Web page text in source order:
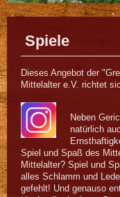
Spiele
Dieses Angebot der
Mittelalter e.V. richtet
Neben
natürlich
Spiel und Spaß des
Mittelalter? Spiel und
alles Schlamm und
gefehlt! Und genauso